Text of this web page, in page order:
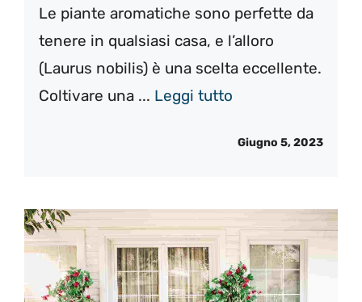
Le piante aromatiche sono perfette da
tenere in qualsiasi casa, e l’alloro
(Laurus nobilis) è una scelta eccellente.
Coltivare una ... Leggi tutto
Giugno 5, 2023